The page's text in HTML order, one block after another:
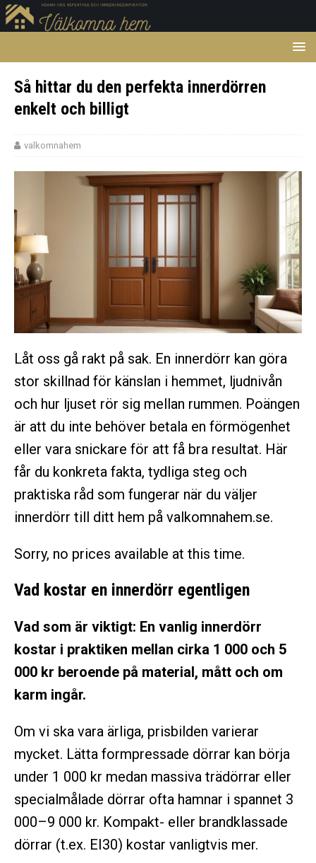
Så hittar du den perfekta innerdörren
enkelt och billigt
valkomnahem
Låt oss gå rakt på sak. En innerdörr kan göra
stor skillnad för känslan i hemmet, ljudnivån
och hur ljuset rör sig mellan rummen. Poängen
är att du inte behöver betala en förmögenhet
eller vara snickare för att få bra resultat. Här
får du konkreta fakta, tydliga steg och
praktiska råd som fungerar när du väljer
innerdörr till ditt hem på valkomnahem.se.
Sorry, no prices available at this time.
Vad kostar en innerdörr egentligen
Vad som är viktigt: En vanlig innerdörr
kostar i praktiken mellan cirka 1 000 och 5
000 kr beroende på material, mått och om
karm ingår.
Om vi ska vara ärliga, prisbilden varierar
mycket. Lätta formpressade dörrar kan börja
under 1 000 kr medan massiva trädörrar eller
specialmålade dörrar ofta hamnar i spannet 3
000–9 000 kr. Kompakt- eller brandklassade
dörrar (t.ex. EI30) kostar vanligtvis mer.